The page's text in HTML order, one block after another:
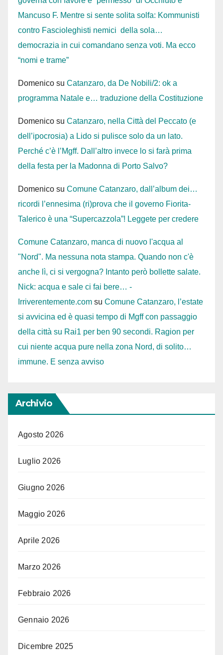
Mancuso F. Mentre si sente solita solfa: Kommunisti
contro Fascioleghisti nemici della sola…
democrazia in cui comandano senza voti. Ma ecco
“nomi e trame”
Domenico su Catanzaro, da De Nobili/2: ok a
programma Natale e… traduzione della Costituzione
Domenico su Catanzaro, nella Città del Peccato (e
dell’ipocrosia) a Lido si pulisce solo da un lato.
Perché c’è l’Mgff. Dall’altro invece lo si farà prima
della festa per la Madonna di Porto Salvo?
Domenico su Comune Catanzaro, dall’album dei…
ricordi l’ennesima (ri)prova che il governo Fiorita-
Talerico è una “Supercazzola”! Leggete per credere
Comune Catanzaro, manca di nuovo l'acqua al
"Nord". Ma nessuna nota stampa. Quando non c'è
anche lì, ci si vergogna? Intanto però bollette salate.
Nick: acqua e sale ci fai bere… -
Irriverentemente.com su Comune Catanzaro, l’estate
si avvicina ed è quasi tempo di Mgff con passaggio
della città su Rai1 per ben 90 secondi. Ragion per
cui niente acqua pure nella zona Nord, di solito…
immune. E senza avviso
Archivio
Agosto 2026
Luglio 2026
Giugno 2026
Maggio 2026
Aprile 2026
Marzo 2026
Febbraio 2026
Gennaio 2026
Dicembre 2025